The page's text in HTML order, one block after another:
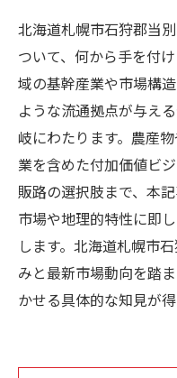
北海道札幌市石狩郡当
ついて、何から手を付
域の基幹産業や市場構
ような流通拠点が与え
岐にわたります。農産
業を含めた付加価値ビ
販路の選択肢まで、本
市場や地理的特性に即
します。北海道札幌市
みと最新市場動向を踏
かせる具体的な知見が得